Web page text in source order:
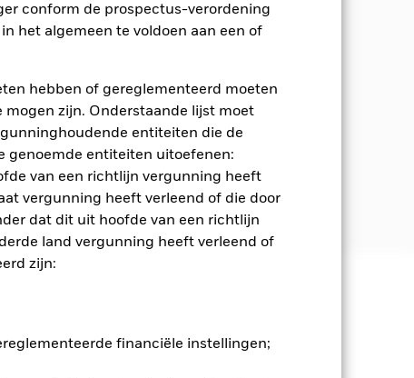
conform de prospectus-verordening
het algemeen te voldoen aan een of
hebben of gereglementeerd moeten
zijn. Onderstaande lijst moet
entiteiten die de
genoemde entiteiten uitoefenen:
van een richtlijn vergunning heeft
vergunning heeft verleend of die door
dat dit uit hoofde van een richtlijn
land vergunning heeft verleend of
zijn:
financiële instellingen;
(bv. aandelen) van bedrijven
door ten minste 70% van zijn
en cash.
de waarde is gebaseerd op
Fonds te helpen bereiken en het
verkrijgt die hoger ligt dan de
als cash worden aangehouden
van de beleggingsdoelstelling.
en stijgen, en zijn niet
Het gebruik van derivaten voor
in het fonds betekenen.